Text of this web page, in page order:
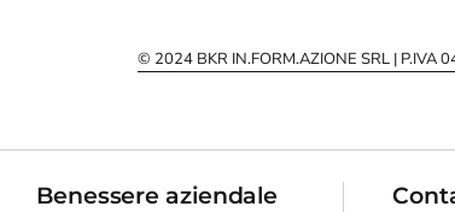
© 2024 BKR IN.FORM.AZIONE SRL | P.IVA
Benessere aziendale